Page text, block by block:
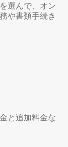
選んで、オン
や書類手続き
と追加料金な